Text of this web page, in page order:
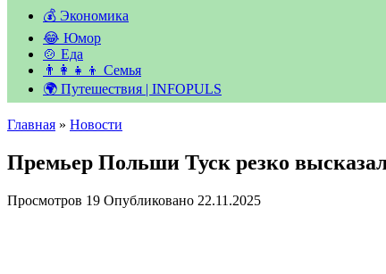
💰 Экономика
😂 Юмор
🍲 Еда
👨‍👩‍👧‍👦 Семья
🌍 Путешествия | INFOPULS
Главная » Новости
Премьер Польши Туск резко
Просмотров 19 Опубликовано 22.11.2025